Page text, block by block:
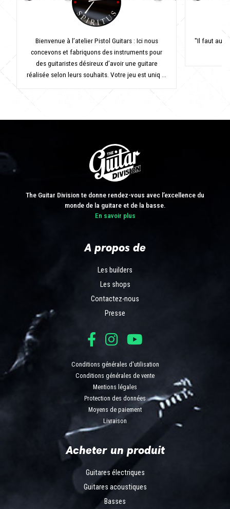
Bienvenue à l’atelier Pistol Guitars : Ici nous
concevons et fabriquons des instruments pour
des guitaristes désireux d’avoir une guitare
réalisée selon leurs souhaits. Votre jeu est uniq ...
"Il faut
The Guitar Division te donne rendez-vous avec l’excellence du
monde de la guitare et de la basse.
En savoir plus
A propos de
Les builders
Les shops
Contactez-nous
Presse
Conditions générales d'utilisation
Conditions générales de vente
Mentions légales
Protection des données
Moyens de paiement
Livraison
Acheter un produit
Guitares électriques
Guitares acoustiques
Basses